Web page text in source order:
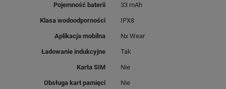
Pojemność baterii 33 mAh
Klasa wodoodporności IPX8
Aplikacja mobilna Nx Wear
Ładowanie indukcyjne Tak
Karta SIM Nie
Obsługa kart pamięci Nie